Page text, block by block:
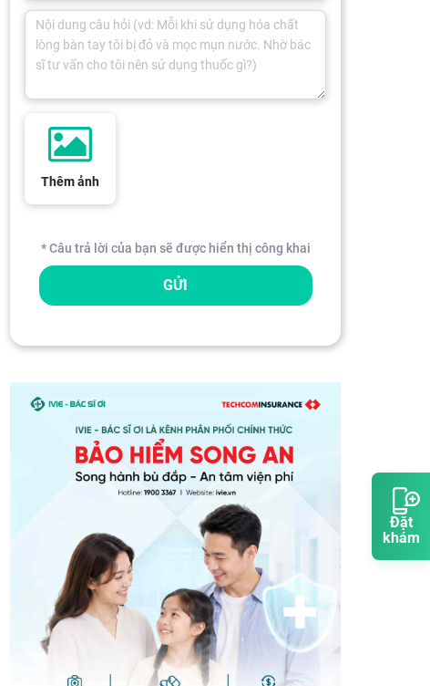
Đặt
khám
Thêm ảnh
* Câu trả lời của bạn sẽ được hiển thị công khai
GỬI